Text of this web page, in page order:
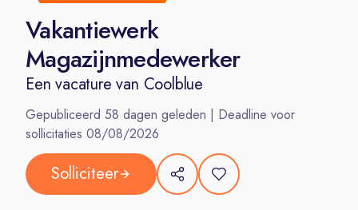
Vakantiewerk
Magazijnmedewerker
Een vacature van Coolblue
Gepubliceerd 58 dagen geleden | Deadline voor
sollicitaties 08/08/2026
Solliciteer